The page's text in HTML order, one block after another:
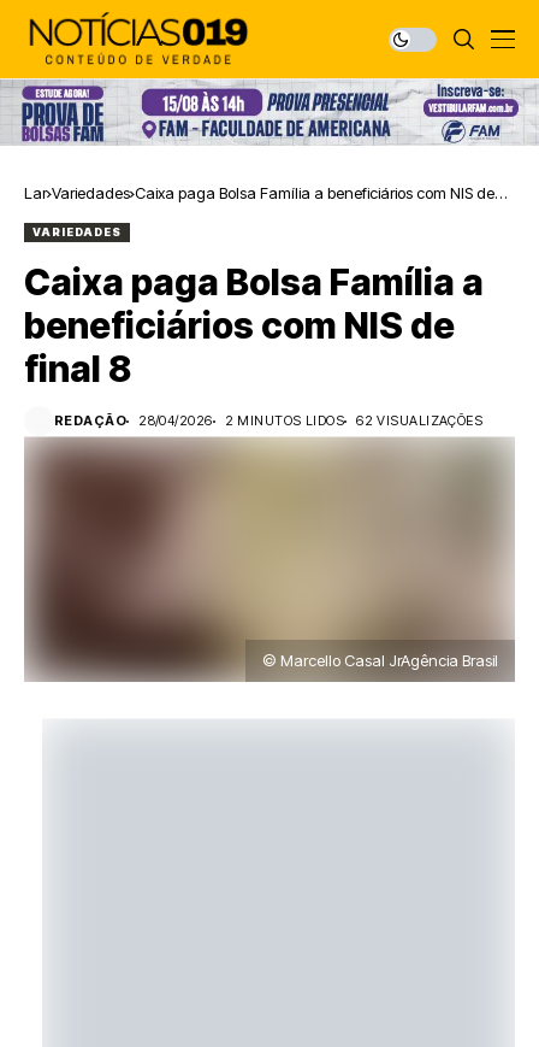
Lar Variedades Caixa paga Bolsa Família a beneficiários com NIS de
VARIEDADES
Caixa paga Bolsa Família a
beneficiários com NIS de
final 8
REDAÇÃO 28/04/2026 2 MINUTOS LIDOS 62 VISUALIZAÇÕES
© Marcello Casal JrAgência Brasil